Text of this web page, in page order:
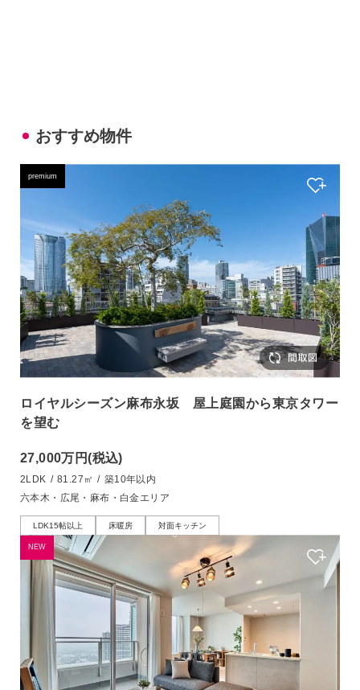
おすすめ物件
premium
ロイヤルシーズン麻布永坂 屋上庭園から東京タワー
を望む
27,000万円(税込)
2LDK / 81.27㎡ / 築10年以内
六本木・広尾・麻布・白金エリア
LDK15帖以上 床暖房 対面キッチン
NEW